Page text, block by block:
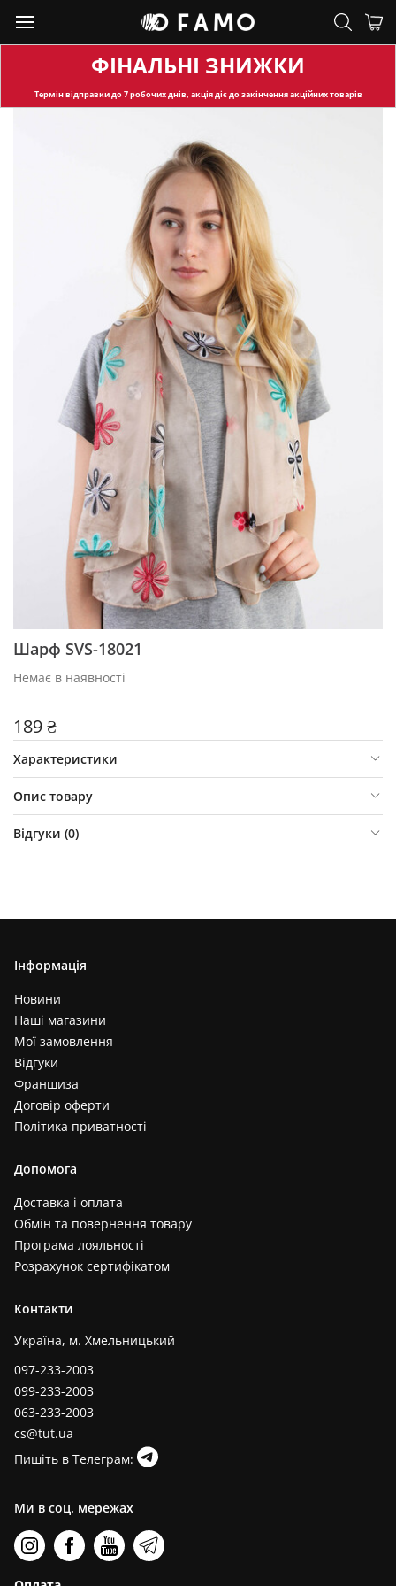
ФІНАЛЬНІ ЗНИЖКИ
Термін відправкидо 7 робочих днів, акція діє до закінчення акційних товарів
Шарф SVS-18021
Немає в наявності
189 ₴
Характеристики
Опис товару
Відгуки (0)
Інформація
Новини
Наші магазини
Мої замовлення
Відгуки
Франшиза
Договір оферти
Політика приватності
Допомога
Доставка і оплата
Обмін та повернення товару
Програма лояльності
Розрахунок сертифікатом
Контакти
Україна, м. Хмельницький
097-233-2003
099-233-2003
063-233-2003
cs@tut.ua
Пишіть в Телеграм:
Ми в соц. мережах